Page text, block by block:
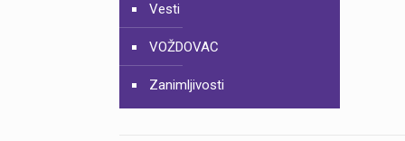
Vesti
VOŽDOVAC
Zanimljivosti